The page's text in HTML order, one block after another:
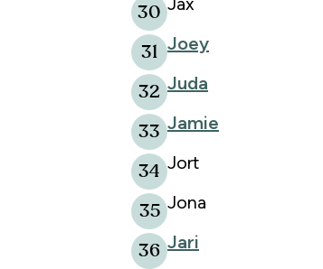
30
31 Joey
32 Juda
33 Jamie
34 Jort
35 Jona
36 Jari